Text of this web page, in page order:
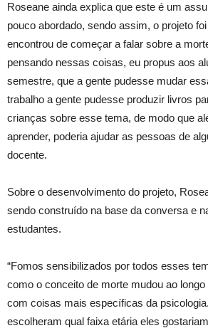
Roseane ainda explica que este é um
pouco abordado, sendo assim, o projeto
encontrou de começar a falar sobre a
pensando nessas coisas, eu propus aos
semestre, que a gente pudesse mudar
trabalho a gente pudesse produzir livros
crianças sobre esse tema, de modo que
aprender, poderia ajudar as pessoas de
docente.
Sobre o desenvolvimento do projeto,
sendo construído na base da conversa e
estudantes.
“Fomos sensibilizados por todos esses
como o conceito de morte mudou ao
com coisas mais específicas da
escolheram qual faixa etária eles